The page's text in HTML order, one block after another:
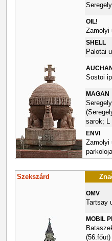
OIL!
Zamolyi
SHELL
Palotai
Sostoi
MAGAN
sarok; L
ENVI
Zamolyi
Szekszárd
OMV
Tartsay
MOBIL
(56.főut)